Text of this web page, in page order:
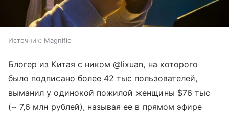
Источник: Magnific
Блогер из Китая с ником @lixuan, на которого
было подписано более 42 тыс пользователей,
выманил у одинокой пожилой женщины $76 тыс
(~ 7,6 млн рублей), называя ее в прямом эфире